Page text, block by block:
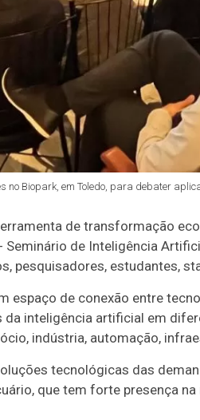
no Biopark, em Toledo, para debater
de transformação
de Inteligência
pesquisadores, estudantes,
espaço de conexão entre
inteligência artificial em
indústria, automação,
tecnológicas das
que tem forte presença na